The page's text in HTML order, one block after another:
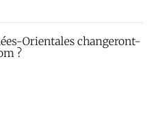
Orientales changeront-
?